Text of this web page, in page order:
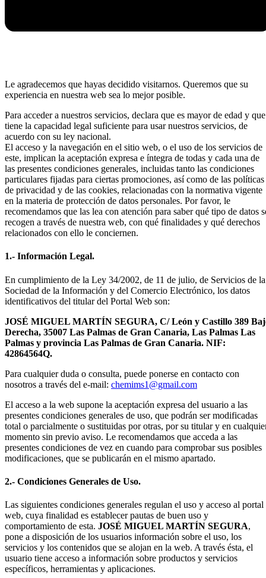
Le agradecemos que hayas decidido visitarnos. Queremos que su
experiencia en nuestra web sea lo mejor posible.
Para acceder a nuestros servicios, declara que es mayor de edad y que
tiene la capacidad legal suficiente para usar nuestros servicios, de
acuerdo con su ley nacional.
El acceso y la navegación en el sitio web, o el uso de los servicios de
este, implican la aceptación expresa e íntegra de todas y cada una de
las presentes condiciones generales, incluidas tanto las condiciones
particulares fijadas para ciertas promociones, así como de las políticas
de privacidad y de las cookies, relacionadas con la normativa vigente
en la materia de protección de datos personales. Por favor, le
recomendamos que las lea con atención para saber qué tipo de datos
recogen a través de nuestra web, con qué finalidades y qué derechos
relacionados con ello le conciernen.
1.- Información Legal.
En cumplimiento de la Ley 34/2002, de 11 de julio, de Servicios de la
Sociedad de la Información y del Comercio Electrónico, los datos
identificativos del titular del Portal Web son:
JOSÉ MIGUEL MARTÍN SEGURA, C/ León y Castillo 389
Derecha, 35007 Las Palmas de Gran Canaria, Las Palmas Las
Palmas y provincia Las Palmas de Gran Canaria. NIF:
42864564Q.
Para cualquier duda o consulta, puede ponerse en contacto con
nosotros a través del e-mail: chemims1@gmail.com
El acceso a la web supone la aceptación expresa del usuario a las
presentes condiciones generales de uso, que podrán ser modificadas
total o parcialmente o sustituidas por otras, por su titular y en
momento sin previo aviso. Le recomendamos que acceda a las
presentes condiciones de vez en cuando para comprobar sus posibles
modificaciones, que se publicarán en el mismo apartado.
2.- Condiciones Generales de Uso.
Las siguientes condiciones generales regulan el uso y acceso al portal
web, cuya finalidad es establecer pautas de buen uso y
comportamiento de esta. JOSÉ MIGUEL MARTÍN SEGURA,
pone a disposición de los usuarios información sobre el uso, los
servicios y los contenidos que se alojan en la web. A través ésta, el
usuario tiene acceso a información sobre productos y servicios
específicos, herramientas y aplicaciones.